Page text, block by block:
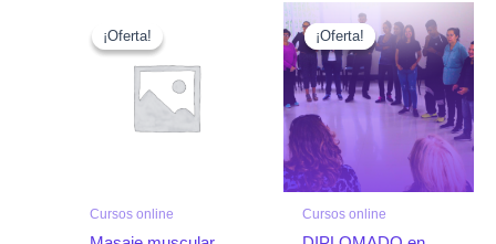
¡Oferta!
¡Oferta!
Cursos online
original
era:
USD
$ 150.
¡Oferta!
¡Oferta!
Cursos online
precio
original
era:
USD
$ 1.550.
El
precio
actual
es:
USD
$ 1.395.